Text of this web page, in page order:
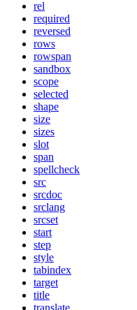
rel
required
reversed
rows
rowspan
sandbox
scope
selected
shape
size
sizes
slot
span
spellcheck
src
srcdoc
srclang
srcset
start
step
style
tabindex
target
title
translate